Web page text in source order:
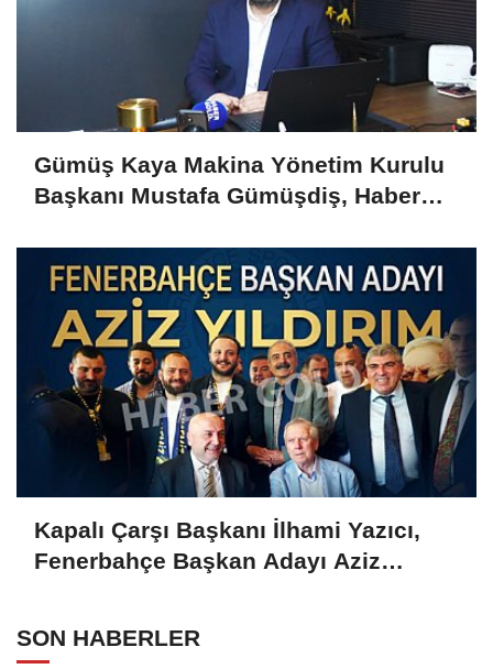
Gümüş Kaya Makina Yönetim Kurulu
Başkanı Mustafa Gümüşdiş, Haber
Kapalı Çarşı Başkanı İlhami Yazıcı,
Fenerbahçe Başkan Adayı Aziz
SON HABERLER